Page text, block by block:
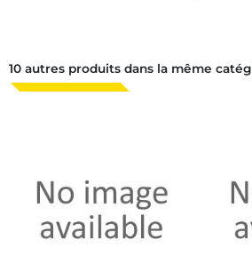
10 autres produits dans la même